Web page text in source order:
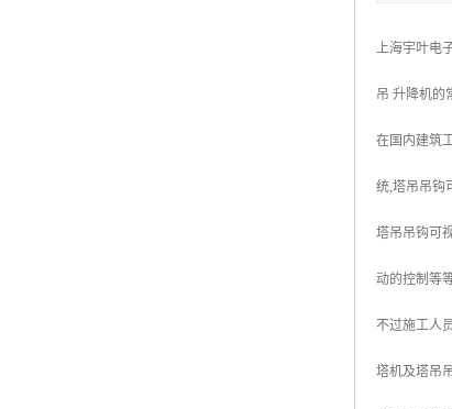
上海宇叶电
吊 升降机的
在国内建筑
统,塔吊吊钩
塔吊吊钩可
动的控制等
不过施工人
塔机及塔吊